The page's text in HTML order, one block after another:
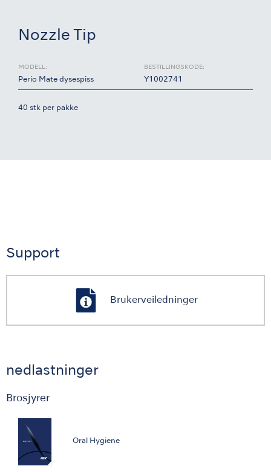
Nozzle Tip
MODELL:
Perio Mate dysespiss
BESTILLINGSKODE:
Y1002741
40 stk per pakke
Support
Brukerveiledninger
nedlastninger
Brosjyrer
Oral Hygiene